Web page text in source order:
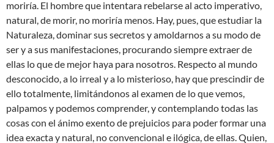
moriría. El hombre que intentara rebelarse al acto imperativo,
natural, de morir, no moriría menos. Hay, pues, que estudiar la
Naturaleza, dominar sus secretos y amoldarnos a su modo de
ser y a sus manifestaciones, procurando siempre extraer de
ellas lo que de mejor haya para nosotros. Respecto al mundo
desconocido, a lo irreal y a lo misterioso, hay que prescindir de
ello totalmente, limitándonos al examen de lo que vemos,
palpamos y podemos comprender, y contemplando todas las
cosas con el ánimo exento de prejuicios para poder formar una
idea exacta y natural, no convencional e ilógica, de ellas. Quien,